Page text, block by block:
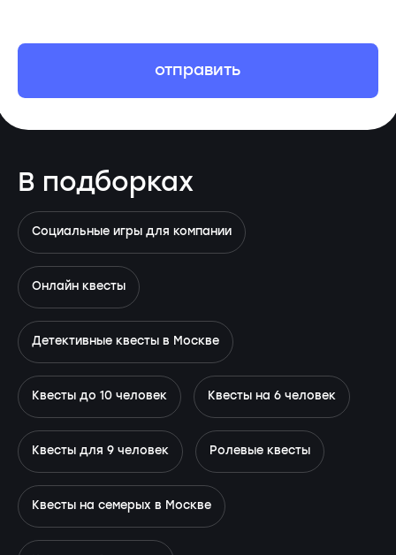
отправить
В подборках
Социальные игры для компании
Онлайн квесты
Детективные квесты в Москве
Квесты до 10 человек Квесты на 6 человек
Квесты для 9 человек Ролевые квесты
Квесты на семерых в Москве